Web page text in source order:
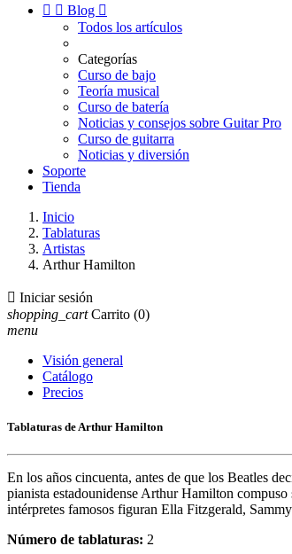
  Blog 
Todos los artículos
Categorías
Curso de bajo
Teoría musical
Curso de batería
Noticias y consejos sobre Guitar Pro
Curso de guitarra
Noticias y diversión
Soporte
Tienda
Inicio
Tablaturas
Artistas
Arthur Hamilton
 Iniciar sesión
shopping_cart Carrito (0)
menu
Visión general
Catálogo
Precios
Tablaturas de Arthur Hamilton
En los años cincuenta, antes de que los Beatles
pianista estadounidense Arthur Hamilton
intérpretes famosos figuran Ella Fitzgerald,
Número de tablaturas: 2